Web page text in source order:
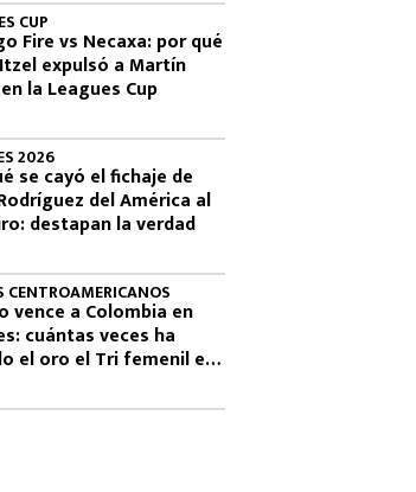
CUP
Fire vs Necaxa: por qué
expulsó a Martín
la Leagues Cup
2026
se cayó el fichaje de
del América al
destapan la verdad
CENTROAMERICANOS
vence a Colombia en
cuántas veces ha
el oro el Tri femenil en